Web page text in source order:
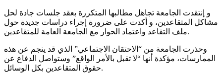
و إنتقدت الجامعة تجاهل مطالبها المتكررة بعقد جلسات جادة لحل
مشاكل المتقاعدين، و أكدت على ضرورة إجراء دراسات جديدة حول
ملف التقاعد واعتماد الحوار مع الجامعة العامة للمتقاعدين.
وحذرت الجامعة من “الاحتقان الاجتماعي” الذي قد ينجم عن هذه
الممارسات، مؤكدة أنها “لا تقبل بالأمر الواقع” وستواصل الدفاع عن
حقوق المتقاعدين بكل الوسائل.